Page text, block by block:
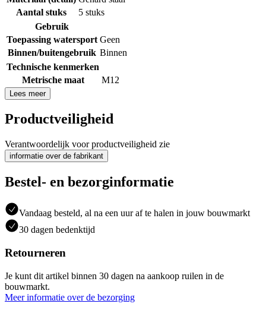
Aantal stuks
5 stuks
Gebruik
Toepassing watersport Geen
Binnen/buitengebruik Binnen
Technische kenmerken
Metrische maat
M12
Lees meer
Productveiligheid
Verantwoordelijk voor productveiligheid zie
informatie over de fabrikant
Bestel- en bezorginformatie
Vandaag besteld, al na een uur af te halen in jouw bouwmarkt
30 dagen bedenktijd
Retourneren
Je kunt dit artikel binnen 30 dagen na aankoop ruilen in de
bouwmarkt.
Meer informatie over de bezorging